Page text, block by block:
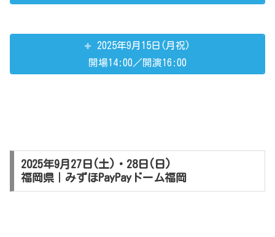
2025年9月15日(月祝)
開場14:00／開演16:00
2025年9月27日(土)・28日(日)
福岡県｜みずほPayPayドーム福岡